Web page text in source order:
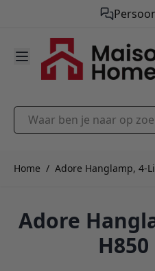
Gratis
Ga naar de inhoud
Waar ben je naar op zoek?
Home / Adore Hanglamp, 4-
Adore